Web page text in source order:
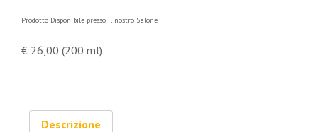
Prodotto Disponibile presso il nostro Salone
€ 26,00 (200 ml)
Descrizione